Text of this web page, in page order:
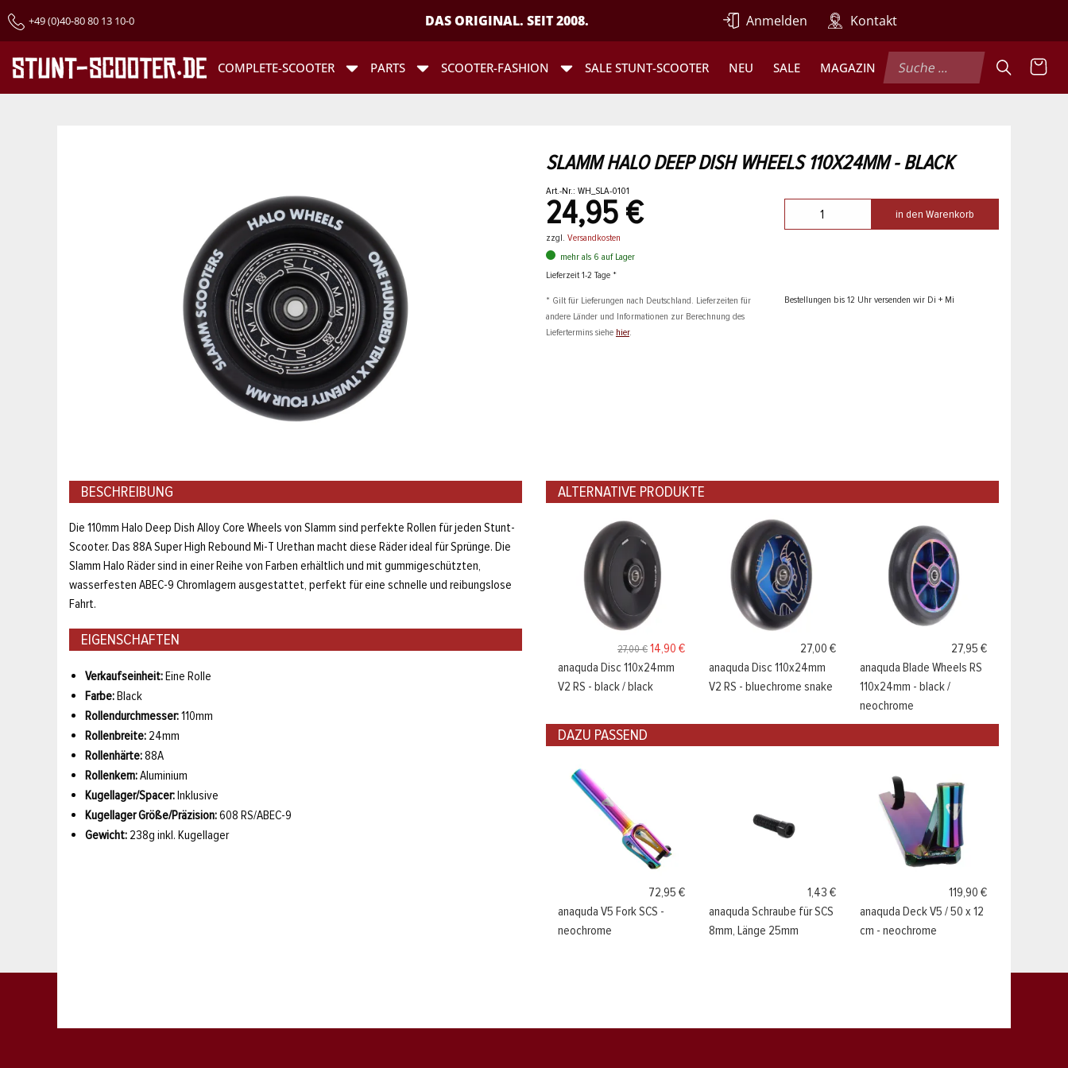
+49 (0)40-80 80 13 10-0 DAS ORIGINAL. SEIT 2008. Anmelden Kontakt
COMPLETE-SCOOTER PARTS SCOOTER-FASHION SALE STUNT-SCOOTER NEU SALE MAGAZIN
SLAMM HALO DEEP DISH WHEELS 110X24MM - BLACK
Art.-Nr.: WH_SLA-0101
24,95 €
zzgl. Versandkosten
in den Warenkorb
mehr als 6 auf Lager
Lieferzeit 1-2 Tage *
* Gilt für Lieferungen nach Deutschland. Lieferzeiten für
andere Länder und Informationen zur Berechnung des
Liefertermins siehe hier.
Bestellungen bis 12 Uhr versenden wir Di + Mi
BESCHREIBUNG
Die 110mm Halo Deep Dish Alloy Core Wheels von Slamm sind perfekte Rollen für jeden Stunt-
Scooter. Das 88A Super High Rebound Mi-T Urethan macht diese Räder ideal für Sprünge. Die
Slamm Halo Räder sind in einer Reihe von Farben erhältlich und mit gummigeschützten,
wasserfesten ABEC-9 Chromlagern ausgestattet, perfekt für eine schnelle und reibungslose
Fahrt.
EIGENSCHAFTEN
Verkaufseinheit:Eine Rolle
Farbe:Black
Rollendurchmesser:110mm
Rollenbreite: 24mm
Rollenhärte:88A
Rollenkern:Aluminium
Kugellager/Spacer:Inklusive
Kugellager Größe/Präzision:608 RS/ABEC-9
Gewicht: 238g inkl. Kugellager
ALTERNATIVE PRODUKTE
27,00 €14,90 €
anaquda Disc 110x24mm
V2 RS - black / black
27,00 €
anaquda Disc 110x24mm
V2 RS - bluechrome snake
27,95 €
anaquda Blade Wheels RS
110x24mm - black /
neochrome
DAZU PASSEND
72,95 €
anaquda V5 Fork SCS -
neochrome
1,43 €
anaquda Schraube für SCS
8mm, Länge 25mm
119,90 €
anaquda Deck V5 / 50 x 12
cm - neochrome